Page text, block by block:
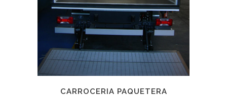
CARROCERIA PAQUETERA